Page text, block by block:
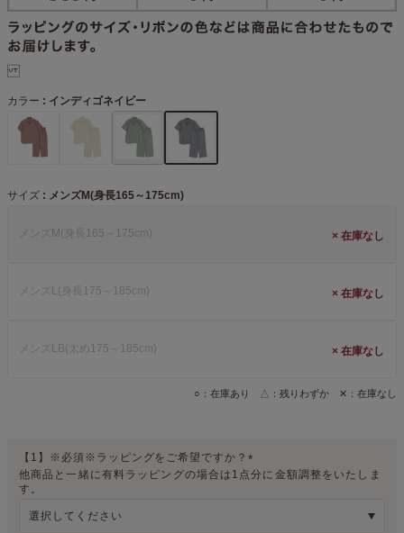
【1】※必須※ラッピングをご希望ですか？
(
他商品と一緒に有料ラッピングの場合は1点分に金額調整をいたしま
す。
サイズ メンズM(身長165～175cm)
メンズM(身長165～175cm) ×
メンズL(身長175～185cm) ×
メンズLB(太め175～185cm) ×
○：在庫あり △：残りわずか ✕：在庫なし
カラー インディゴネイビー